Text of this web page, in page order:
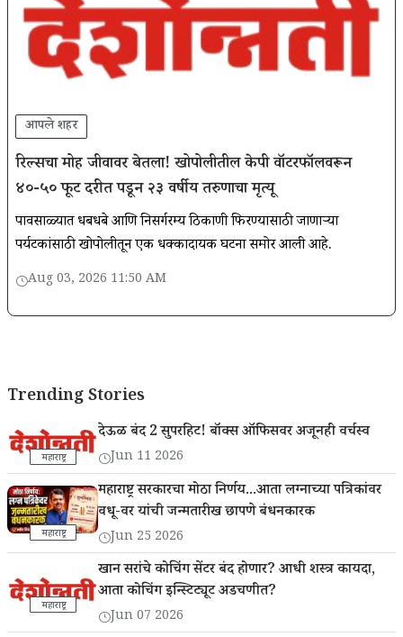
आपले शहर
रिल्सचा मोह जीवावर बेतला! खोपोलीतील केपी वॉटरफॉलवरून
४०-५० फूट दरीत पडून २३ वर्षीय तरुणाचा मृत्यू
​​​​​​​पावसाळ्यात धबधबे आणि निसर्गरम्य ठिकाणी फिरण्यासाठी जाणाऱ्या
पर्यटकांसाठी खोपोलीतून एक धक्कादायक घटना समोर आली आहे.
Aug 03, 2026 11:50 AM
Trending Stories
महाराष्ट्र
देऊळ बंद 2 सुपरहिट! बॉक्स ऑफिसवर अजूनही वर्चस्व
Jun 11 2026
महाराष्ट्र
महाराष्ट्र सरकारचा मोठा निर्णय...आता लग्नाच्या पत्रिकांवर
वधू-वर यांची जन्मतारीख छापणे बंधनकारक
Jun 25 2026
महाराष्ट्र
खान सरांचे कोचिंग सेंटर बंद होणार? आधी शस्त्र कायदा,
आता कोचिंग इन्स्टिट्यूट अडचणीत?
Jun 07 2026